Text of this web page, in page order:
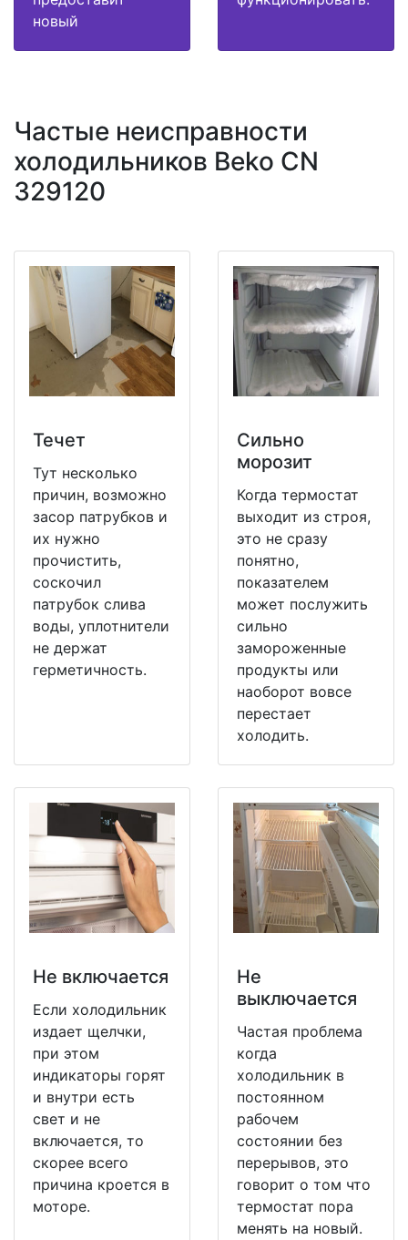
новый
Частые неисправности
холодильников Beko CN
329120
Течет
Тут несколько
причин, возможно
засор патрубков и
их нужно
прочистить,
соскочил
патрубок слива
воды, уплотнители
не держат
герметичность.
Сильно
морозит
Когда термостат
выходит из строя,
это не сразу
понятно,
показателем
может послужить
сильно
замороженные
продукты или
наоборот вовсе
перестает
холодить.
Не включается
Если холодильник
издает щелчки,
при этом
индикаторы горят
и внутри есть
свет и не
включается, то
скорее всего
причина кроется в
моторе.
Не
выключается
Частая проблема
когда
холодильник в
постоянном
рабочем
состоянии без
перерывов, это
говорит о том что
термостат пора
менять на новый.